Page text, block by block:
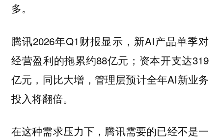
多。
腾讯2026年Q1财报显示，新AI产品单季对
经营盈利的拖累约88亿元；资本开支达319
亿元，同比大增，管理层预计全年AI新业务
投入将翻倍。
在这种需求压力下，腾讯需要的已经不是一